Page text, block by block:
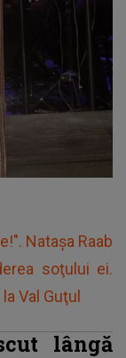
Nataşa Raab
soţului ei.
Val Guţul
lângă